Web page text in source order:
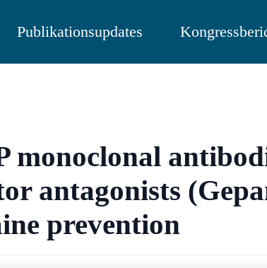
Publikationsupdates
monoclonal
antagonists
prevention